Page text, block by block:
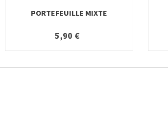
PORTEFEUILLE MIXTE
5,90 €